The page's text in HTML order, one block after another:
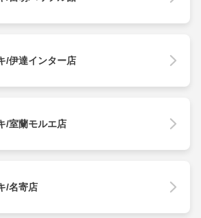
/伊達インター店
/室蘭モルエ店
/名寄店